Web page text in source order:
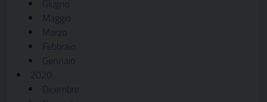
Giugno
Maggio
Marzo
Febbraio
Gennaio
2020
Dicembre